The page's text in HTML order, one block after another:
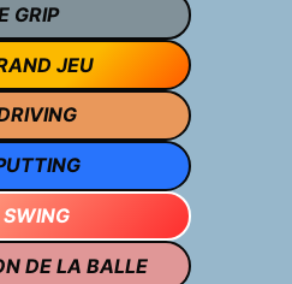
GRIP
JEU
SWING
DE LA BALLE